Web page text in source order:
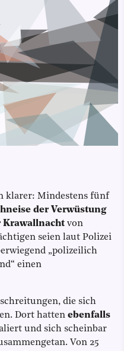
klarer: Mindestens fünf
der Verwüstung
von
seien laut Polizei
„polizeilich
einen
die sich
Dort hatten ebenfalls
und sich scheinbar
Von 25